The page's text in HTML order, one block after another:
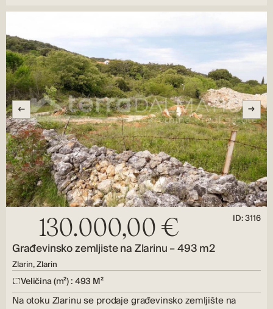
130.000,00 € ID: 3116
Građevinsko zemljiste na Zlarinu – 493 m2
Zlarin, Zlarin
Veličina (m²) : 493 M²
Na otoku Zlarinu se prodaje građevinsko zemljište na